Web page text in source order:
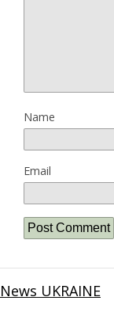
Name
Email
News UKRAINE